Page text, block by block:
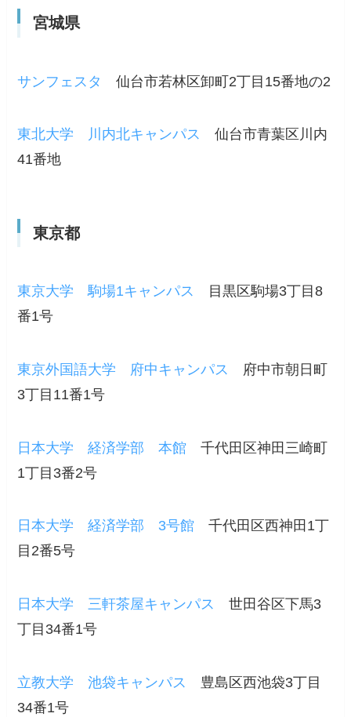
宮城県
サンフェスタ 仙台市若林区卸町2丁目15番地の2
東北大学 川内北キャンパス
仙台市青葉区川内
41番地
東京都
東京大学 駒場1キャンパス
目黒区駒場3丁目8
番1号
東京外国語大学 府中キャンパス
府中市朝日町
3丁目11番1号
日本大学 経済学部 本館 千代田区神田三崎町
1丁目3番2号
日本大学 経済学部 3号館 千代田区西神田1丁
目2番5号
日本大学 三軒茶屋キャンパス
世田谷区下馬3
丁目34番1号
立教大学 池袋キャンパス
豊島区西池袋3丁目
34番1号